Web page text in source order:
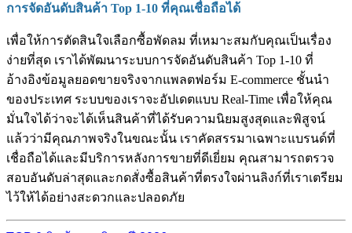
การจัดอันดับสินค้า Top 1-10 ที่คุณเชื่อถือได้
เพื่อให้การตัดสินใจเลือกซื้อพัดลม ที่เหมาะสมกับคุณเป็นเรื่อง
ง่ายที่สุด เราได้พัฒนาระบบการจัดอันดับสินค้า Top 1-10 ที่
อ้างอิงข้อมูลยอดขายจริงจากแพลตฟอร์ม E-commerce ชั้นนำ
ของประเทศ ระบบของเราจะอัปเดตแบบ Real-Time เพื่อให้คุณ
มั่นใจได้ว่าจะได้เห็นสินค้าที่ได้รับความนิยมสูงสุดและพิสูจน์
แล้วว่ามีคุณภาพจริงในขณะนั้น เราคัดสรรมาเฉพาะแบรนด์ที่
เชื่อถือได้และมีบริการหลังการขายที่ดีเยี่ยม คุณสามารถตรวจ
สอบอันดับล่าสุดและกดสั่งซื้อสินค้าที่ตรงใจผ่านลิงก์ที่เราเตรียม
ไว้ให้ได้อย่างสะดวกและปลอดภัย